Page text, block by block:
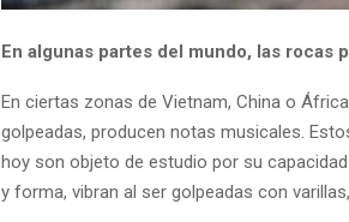
En algunas partes del mundo, las rocas
En ciertas zonas de Vietnam, China o
golpeadas, producen notas musicales.
hoy son objeto de estudio por su
y forma, vibran al ser golpeadas con